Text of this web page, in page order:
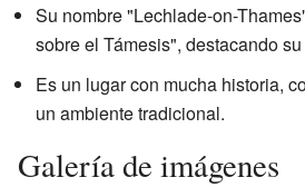
Su nombre "Lechlade-on-
sobre el Támesis", destacando
Es un lugar con mucha historia,
un ambiente tradicional.
Galería de imágenes